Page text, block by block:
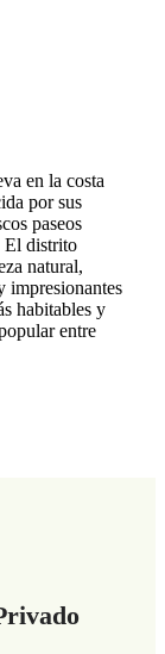
en la costa
por sus
paseos
El distrito
natural,
impresionantes
habitables y
entre